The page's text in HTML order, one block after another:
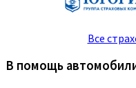
Все
В помощь